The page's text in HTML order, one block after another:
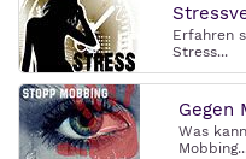
Erfahren
Stress...
Gegen
Was